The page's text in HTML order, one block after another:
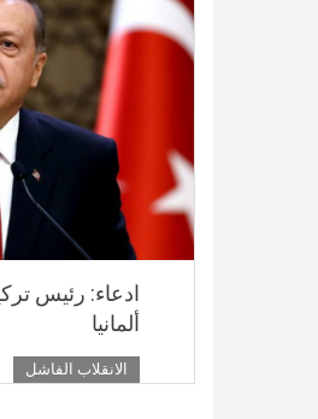
ادعاء: رئيس
ألمانيا
الانقلاب الفاشل